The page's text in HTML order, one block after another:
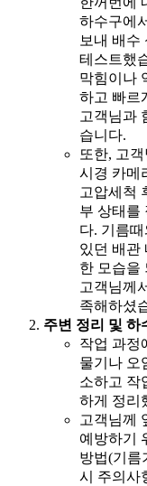
하수구에
보내 배수
테스트했
막힘이나
하고 빠르
고객님과
습니다.
또한, 고
시경 카메
고압세척
부 상태를
다. 기름
있던 배관
한 모습을
고객님께
족해하셨
주변 정리 및 하
작업 과정
물기나 오
소하고 작
하게 정리
고객님께
예방하기
방법(기름
시 주의사